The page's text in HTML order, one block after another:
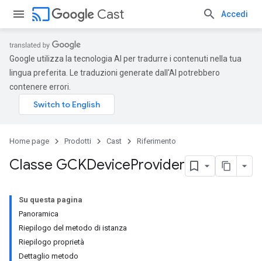
cast Cast Accedi
Google utilizza la tecnologia AI per tradurre i contenuti nella tua
lingua preferita. Le traduzioni generate dall'AI potrebbero
contenere errori.
Home page Prodotti Cast Riferimento
Classe GCKDeviceProvider
Su questa pagina
Panoramica
Riepilogo del metodo di istanza
Riepilogo proprietà
Dettaglio metodo